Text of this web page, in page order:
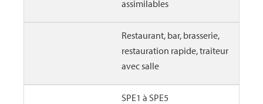
assimilables
Restaurant, bar, brasserie,
restauration rapide, traiteur
avec salle
SPE1 à SPE5